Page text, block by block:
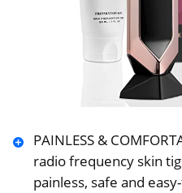
PAINLESS &
radio frequency skin
painless, safe and